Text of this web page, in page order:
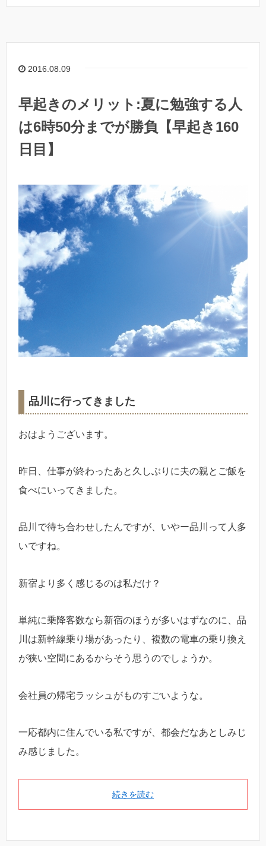
2016.08.09
早起きのメリット:夏に勉強する人
は6時50分までが勝負【早起き160
日目】
品川に行ってきました
おはようございます。
昨日、仕事が終わったあと久しぶりに夫の親とご飯を
食べにいってきました。
品川で待ち合わせしたんですが、いやー品川って人多
いですね。
新宿より多く感じるのは私だけ？
単純に乗降客数なら新宿のほうが多いはずなのに、品
川は新幹線乗り場があったり、複数の電車の乗り換え
が狭い空間にあるからそう思うのでしょうか。
会社員の帰宅ラッシュがものすごいような。
一応都内に住んでいる私ですが、都会だなあとしみじ
み感じました。
続きを読む